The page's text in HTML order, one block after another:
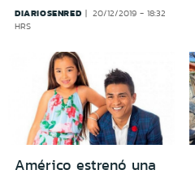
DIARIOSENRED
20/12/2019 - 18:32
HRS
Américo estrenó una